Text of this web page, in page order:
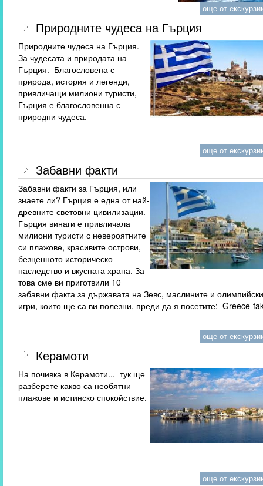
още от
Природните чудеса на Гърция
Природните чудеса на Гърция.
За чудесата и природата на
Гърция. Благословена с
природа, история и легенди,
привличащи милиони туристи,
Гърция е благословенна с
природни чудеса.
още от
Забавни факти
Забавни факти за Гърция, или
знаете ли? Гърция е една от най-
древните световни цивилизации.
Гърция винаги е привличала
милиони туристи с невероятните
си плажове, красивите острови,
безценното историческо
наследство и вкусната храна. За
това сме ви приготвили 10
забавни факта за държавата на Зевс, маслините и
игри, които ще са ви полезни, преди да я посетите: Greece-
още от
Керамоти
На почивка в Керамоти... тук ще
разберете какво са необятни
плажове и истинско спокойствие.
още от